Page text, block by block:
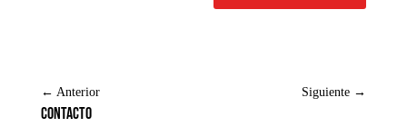
← Anterior Siguiente →
Contacto